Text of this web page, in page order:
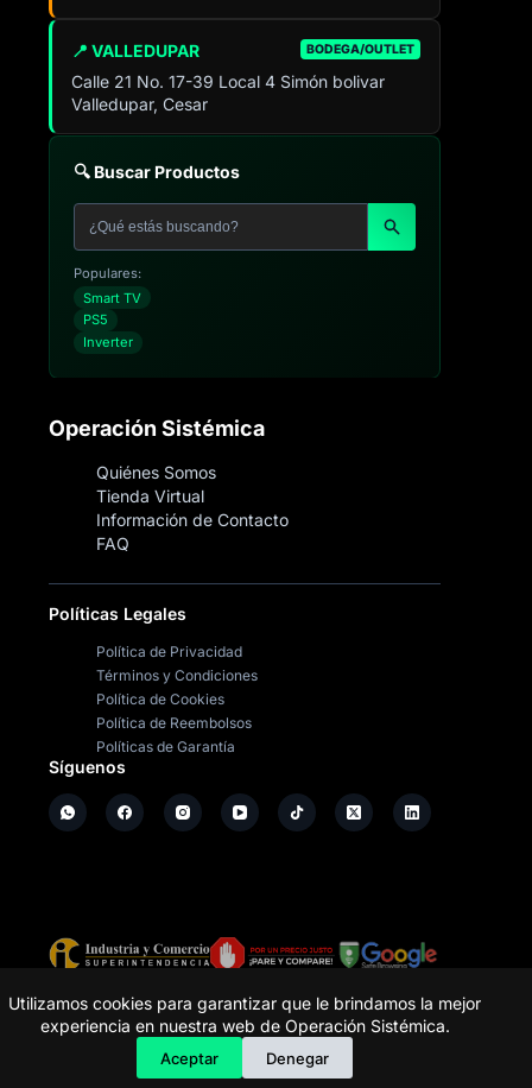
Utilizamos cookies para garantizar que le brindamos la mejor
experiencia en nuestra web de Operación Sistémica.
Aceptar Denegar
📍 VALLEDUPAR BODEGA/OUTLET
Calle 21 No. 17-39 Local 4 Simón bolivar
Valledupar, Cesar
🔍 Buscar Productos
Populares:
Smart TV
PS5
Inverter
Operación Sistémica
Quiénes Somos
Tienda Virtual
Información de Contacto
FAQ
Políticas Legales
Política de Privacidad
Términos y Condiciones
Política de Cookies
Política de Reembolsos
Políticas de Garantía
Síguenos
Copyright © - Operación Sistémica
Tienda de electrodomésticos; repuestos y casa de
software.